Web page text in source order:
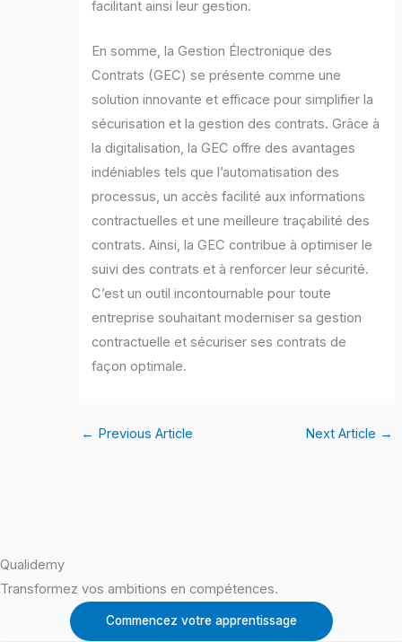
facilitant ainsi leur gestion.
En somme, la Gestion Électronique des
Contrats (GEC) se présente comme une
solution innovante et efficace pour simplifier la
sécurisation et la gestion des contrats. Grâce à
la digitalisation, la GEC offre des avantages
indéniables tels que l’automatisation des
processus, un accès facilité aux informations
contractuelles et une meilleure traçabilité des
contrats. Ainsi, la GEC contribue à optimiser le
suivi des contrats et à renforcer leur sécurité.
C’est un outil incontournable pour toute
entreprise souhaitant moderniser sa gestion
contractuelle et sécuriser ses contrats de
façon optimale.
← Previous Article Next Article →
Qualidemy
Transformez vos ambitions en compétences.
Commencez votre apprentissage